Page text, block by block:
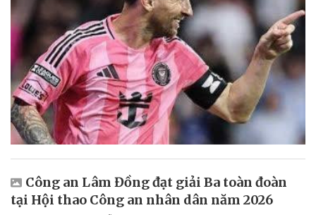
Công an Lâm Đồng đạt giải Ba toàn đoàn
tại Hội thao Công an nhân dân năm 2026